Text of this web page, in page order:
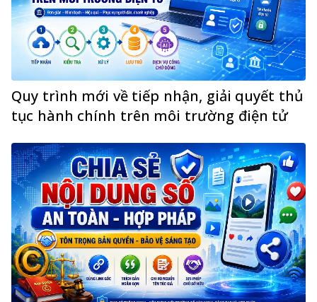
Quy trình mới về tiếp nhận, giải quyết thủ
tục hành chính trên môi trường điện tử